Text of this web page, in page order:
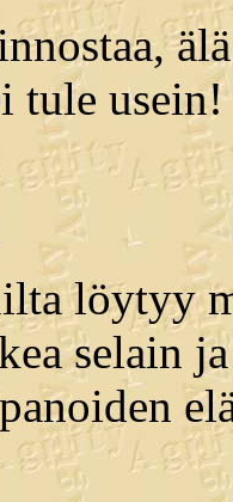
tule usein!
löytyy
selain